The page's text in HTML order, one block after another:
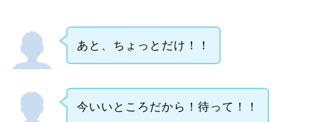
あと、ちょっとだけ！！
今いいところだから！待って！！